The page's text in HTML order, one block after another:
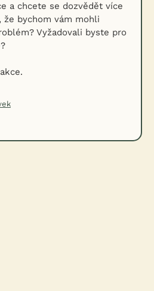
a chcete se dozvědět více
bychom vám mohli
Vyžadovali byste pro